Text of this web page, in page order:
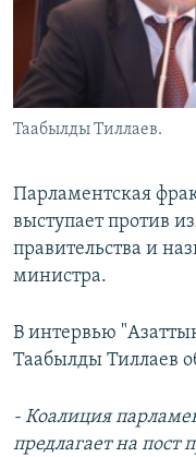
Таабылды Тиллаев.
Парламентская
выступает против
правительства и
министра.
В интервью
Таабылды Тиллаев
- Коалиция
предлагает на